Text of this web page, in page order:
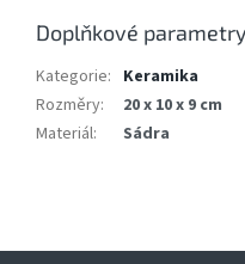
Doplňkové parametry
Kategorie: Keramika
Rozměry:
20 x 10 x 9 cm
Materiál: Sádra